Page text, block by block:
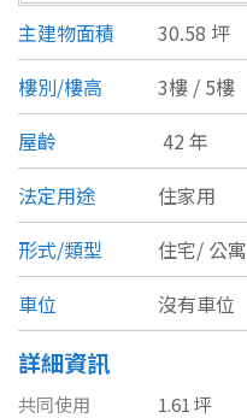
宜蘭縣
桃園市
新竹市
新竹縣
苗栗縣
台中市
彰化縣
南投縣
類型(可複選)
不拘 公寓
別墅 透天厝
農舍 辦公
坪數
主建物面積
30.58 坪
樓別/樓高
3樓 / 5樓
屋齡
42 年
法定用途
住家用
形式/類型
住宅/ 公寓
車位
沒有車位
詳細資訊
共同使用
1.61 坪